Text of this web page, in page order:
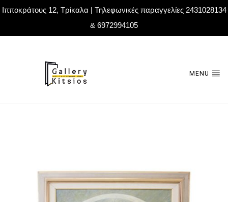
Ιπποκράτους 12, Τρίκαλα | Τηλεφωνικές παραγγελίες 2431028134
& 6972994105
MENU